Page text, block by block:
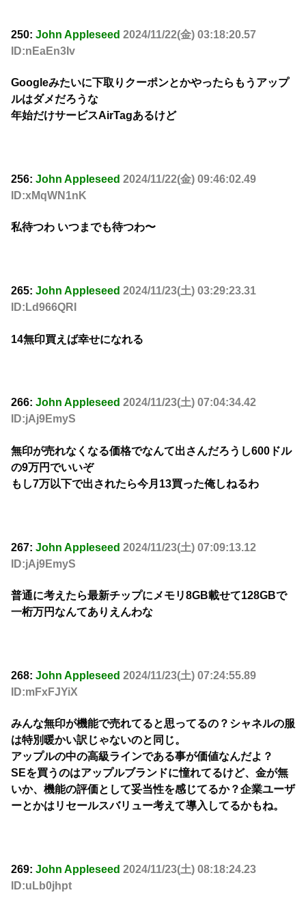
250: John Appleseed 2024/11/22(金) 03:18:20.57
ID:nEaEn3Iv
Googleみたいに下取りクーポンとかやったらもうアップ
ルはダメだろうな
年始だけサービスAirTagあるけど
256: John Appleseed 2024/11/22(金) 09:46:02.49
ID:xMqWN1nK
私待つわ いつまでも待つわ〜
265: John Appleseed 2024/11/23(土) 03:29:23.31
ID:Ld966QRI
14無印買えば幸せになれる
266: John Appleseed 2024/11/23(土) 07:04:34.42
ID:jAj9EmyS
無印が売れなくなる価格でなんて出さんだろうし600ドル
の9万円でいいぞ
もし7万以下で出されたら今月13買った俺しねるわ
267: John Appleseed 2024/11/23(土) 07:09:13.12
ID:jAj9EmyS
普通に考えたら最新チップにメモリ8GB載せて128GBで
一桁万円なんてありえんわな
268: John Appleseed 2024/11/23(土) 07:24:55.89
ID:mFxFJYiX
みんな無印が機能で売れてると思ってるの？シャネルの服
は特別暖かい訳じゃないのと同じ。
アップルの中の高級ラインである事が価値なんだよ？
SEを買うのはアップルブランドに憧れてるけど、金が無
いか、機能の評価として妥当性を感じてるか？企業ユーザ
ーとかはリセールスバリュー考えて導入してるかもね。
269: John Appleseed 2024/11/23(土) 08:18:24.23
ID:uLb0jhpt